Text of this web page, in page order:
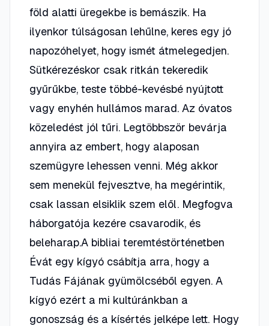
föld alatti üregekbe is bemászik. Ha
ilyenkor túlságosan lehűlne, keres egy jó
napozóhelyet, hogy ismét átmelegedjen.
Sütkérezéskor csak ritkán tekeredik
gyűrűkbe, teste többé-kevésbé nyújtott
vagy enyhén hullámos marad. Az óvatos
közeledést jól tűri. Legtöbbször bevárja
annyira az embert, hogy alaposan
szemügyre lehessen venni. Még akkor
sem menekül fejvesztve, ha megérintik,
csak lassan elsiklik szem elől. Megfogva
háborgatója kezére csavarodik, és
beleharap.A bibliai teremtéstörténetben
Évát egy kígyó csábítja arra, hogy a
Tudás Fájának gyümölcséből egyen. A
kígyó ezért a mi kultúránkban a
gonoszság és a kísértés jelképe lett. Hogy